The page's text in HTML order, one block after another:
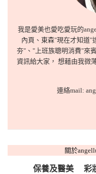
我是愛美也愛吃愛玩的
內頁、東森"現在才知道"
夯"、"上班族聰明消費"來
資訊給大家， 想藉由我微
連絡mail:
關於
保養及醫美 彩